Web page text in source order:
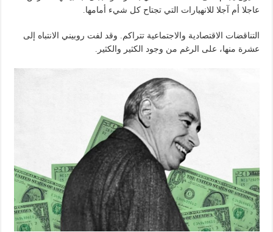
عاجلا أم آجلا للانهيارات التي تجتاح كل شيء أمامها.
التناقضات الاقتصادية والاجتماعية تتراكم. وقد لفت روبيني الانتباه إلى
عشرة منها، على الرغم من وجود الكثير والكثير.